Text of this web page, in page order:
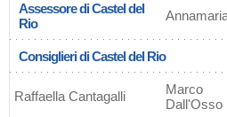
Assessore di Castel del
Rio
Consiglieri di Castel del Rio
Raffaella Cantagalli
Marco
Dall'Osso